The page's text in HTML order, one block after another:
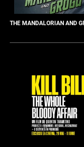
THE MANDALORIAN AND